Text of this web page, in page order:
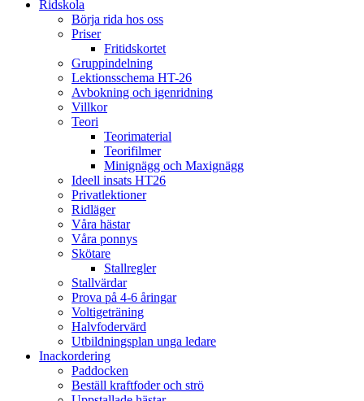
Ridskola
Börja rida hos oss
Priser
Fritidskortet
Gruppindelning
Lektionsschema HT-26
Avbokning och igenridning
Villkor
Teori
Teorimaterial
Teorifilmer
Minignägg och Maxignägg
Ideell insats HT26
Privatlektioner
Ridläger
Våra hästar
Våra ponnys
Skötare
Stallregler
Stallvärdar
Prova på 4-6 åringar
Voltigeträning
Halvfodervärd
Utbildningsplan unga ledare
Inackordering
Paddocken
Beställ kraftfoder och strö